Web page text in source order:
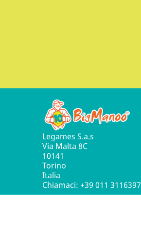
Legames S.a.s
Via Malta 8C
10141
Torino
Italia
Chiamaci: +39 011 3116397